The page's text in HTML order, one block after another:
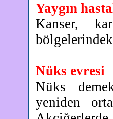
Yaygın
Kanser,
Nüks evresi
Nüks
yeniden